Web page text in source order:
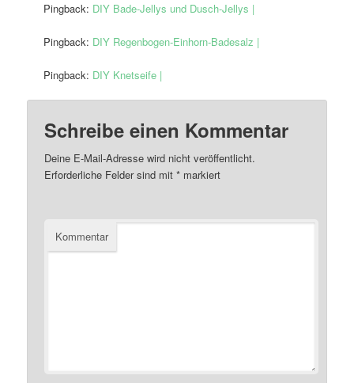
Pingback: DIY Bade-Jellys und Dusch-Jellys |
Pingback: DIY Regenbogen-Einhorn-Badesalz |
Pingback: DIY Knetseife |
Schreibe einen Kommentar
Deine E-Mail-Adresse wird nicht veröffentlicht.
Erforderliche Felder sind mit* markiert
Kommentar